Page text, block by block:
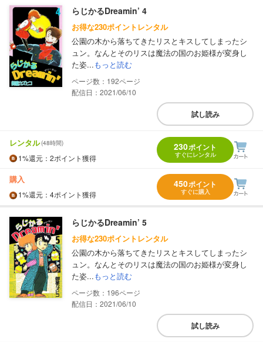
らじかるDreamin’ 4
お得な230ポイントレンタル
公園の木から落ちてきたリスとキスしてしまったシ
ュン。なんとそのリスは魔法の国のお姫様が変身し
た姿...もっと読む
192
配信日：2021/06/10
試し読み
レンタル(48時間)
1%還元 ：2ポイント獲得
230ポイント
すぐにレンタル
購入
1%還元 ：4ポイント獲得
450ポイント
すぐに購入
らじかるDreamin’ 5
お得な230ポイントレンタル
公園の木から落ちてきたリスとキスしてしまったシ
ュン。なんとそのリスは魔法の国のお姫様が変身し
た姿...もっと読む
196
配信日：2021/06/10
試し読み